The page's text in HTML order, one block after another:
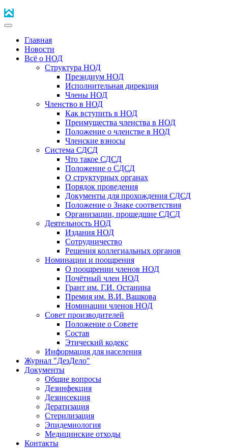
Главная
Новости
Всё о НОД
Структура НОД
Президиум НОД
Исполнительная дирекция
Члены НОД
Членство в НОД
Как вступить в НОД
Преимущества членства в НОД
Положение о членстве в НОД
Членские взносы
Система СДСД
Что такое СДСД
Положение о СДСД
О структурных органах
Порядок проведения
Документы для прохождения СДСД
Положение о Знаке соответствия
Организации, прошедшие СДСД
Деятельность НОД
Издания НОД
Сотрудничество
Решения коллегиальных органов
Номинации и поощрения
О поощрении членов НОД
Почётный член НОД
Грант им. Г.И. Останина
Премия им. В.И. Вашкова
Номинации членов НОД
Совет производителей
Положение о Совете
Состав
Этический кодекс
Информация для населения
Журнал "ДезДело"
Документы
Общие вопросы
Дезинфекция
Дезинсекция
Дератизация
Стерилизация
Эпидемиология
Медицинские отходы
Контакты